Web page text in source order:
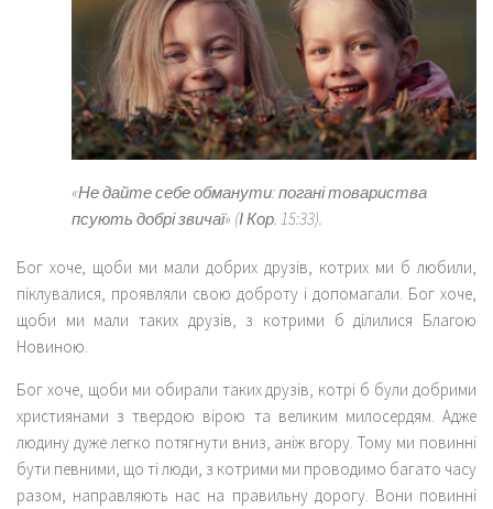
«Не дайте себе обманути: погані товариства
псують добрі звичаї» (І Кор. 15:33).
Бог хоче, щоби ми мали добрих друзів, котрих ми б любили,
піклувалися, проявляли свою доброту і допомагали. Бог хоче,
щоби ми мали таких друзів, з котрими б ділилися Благою
Новиною.
Бог хоче, щоби ми обирали таких друзів, котрі б були добрими
християнами з твердою вірою та великим милосердям. Адже
людину дуже легко потягнути вниз, аніж вгору. Тому ми повинні
бути певними, що ті люди, з котрими ми проводимо багато часу
разом, направляють нас на правильну дорогу. Вони повинні